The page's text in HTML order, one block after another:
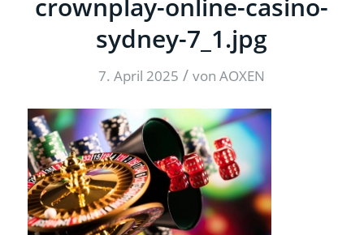
crownplay-online-casino-
sydney-7_1.jpg
7. April 2025 / vonAOXEN